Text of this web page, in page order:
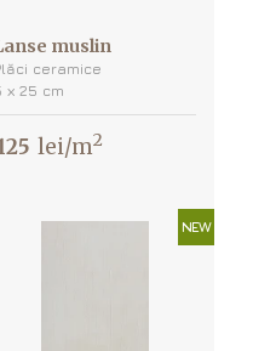
muslin
ceramice
х 25 cm
lei/m2
NEW